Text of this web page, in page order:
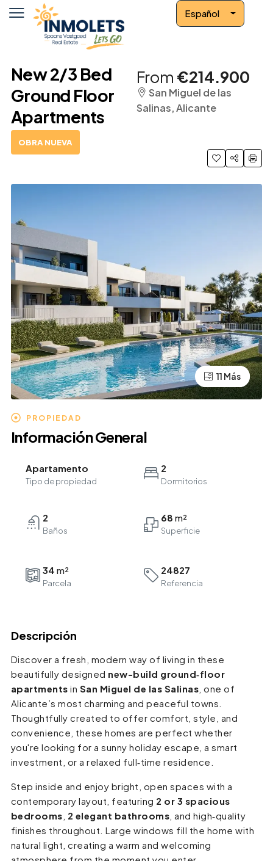
Español
New 2/3 Bed
Ground Floor
Apartments
OBRA NUEVA
From €214.900
San Miguel de las
Salinas, Alicante
7 Más
11 Más
PROPIEDAD
Información General
Apartamento
Tipo de propiedad
2
Dormitorios
2
Baños
68
34
Parcela
24827
Referencia
Descripción
Discover a fresh, modern way of living in these
beautifully designed new-build ground‑floor
apartments in San Miguel de las Salinas , one of
Alicante’s most charming and peaceful towns.
Thoughtfully created to offer comfort, style, and
convenience, these homes are perfect whether
you're looking for a sunny holiday escape, a smart
investment, or a relaxed full‑time residence.
Step inside and enjoy bright, open spaces with a
contemporary layout, featuring 2 or 3 spacious
bedrooms 2 elegant bathrooms , and high‑quality
finishes throughout. Large windows fill the home with
natural light, creating a warm and welcoming